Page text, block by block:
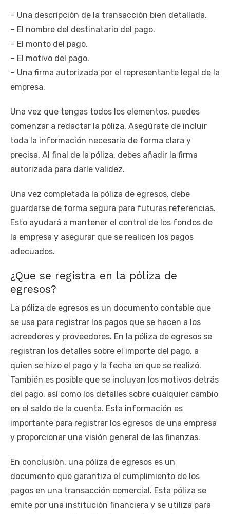
– Una descripción de la transacción bien detallada.
– El nombre del destinatario del pago.
– El monto del pago.
– El motivo del pago.
– Una firma autorizada por el representante legal de la
empresa.
Una vez que tengas todos los elementos, puedes
comenzar a redactar la póliza. Asegúrate de incluir
toda la información necesaria de forma clara y
precisa. Al final de la póliza, debes añadir la firma
autorizada para darle validez.
Una vez completada la póliza de egresos, debe
guardarse de forma segura para futuras referencias.
Esto ayudará a mantener el control de los fondos de
la empresa y asegurar que se realicen los pagos
adecuados.
¿Que se registra en la póliza de
egresos?
La póliza de egresos es un documento contable que
se usa para registrar los pagos que se hacen a los
acreedores y proveedores. En la póliza de egresos se
registran los detalles sobre el importe del pago, a
quien se hizo el pago y la fecha en que se realizó.
También es posible que se incluyan los motivos detrás
del pago, así como los detalles sobre cualquier cambio
en el saldo de la cuenta. Esta información es
importante para registrar los egresos de una empresa
y proporcionar una visión general de las finanzas.
En conclusión, una póliza de egresos es un
documento que garantiza el cumplimiento de los
pagos en una transacción comercial. Esta póliza se
emite por una institución financiera y se utiliza para